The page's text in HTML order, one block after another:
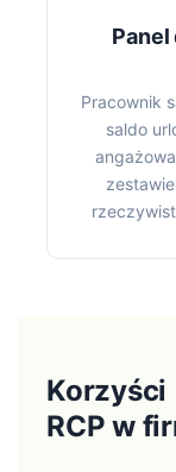
Panel
Pracownik
saldo
RCP w